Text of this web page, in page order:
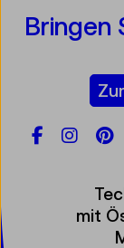
Bringen
mit